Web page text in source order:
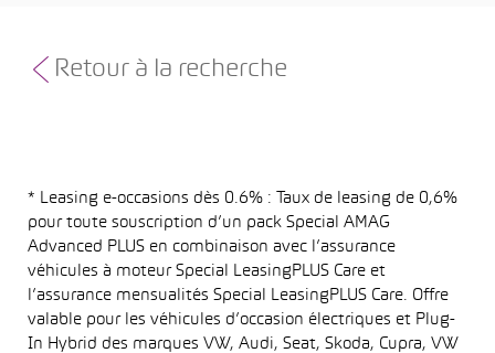
Retour à la recherche
* Leasing e-occasions dès 0.6% : Taux de leasing de 0,6%
pour toute souscription d’un pack Special AMAG
Advanced PLUS en combinaison avec l’assurance
véhicules à moteur Special LeasingPLUS Care et
l’assurance mensualités Special LeasingPLUS Care. Offre
valable pour les véhicules d’occasion électriques et Plug-
In Hybrid des marques VW, Audi, Seat, Skoda, Cupra, VW